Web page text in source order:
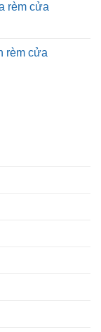
rèm cửa
rèm cửa